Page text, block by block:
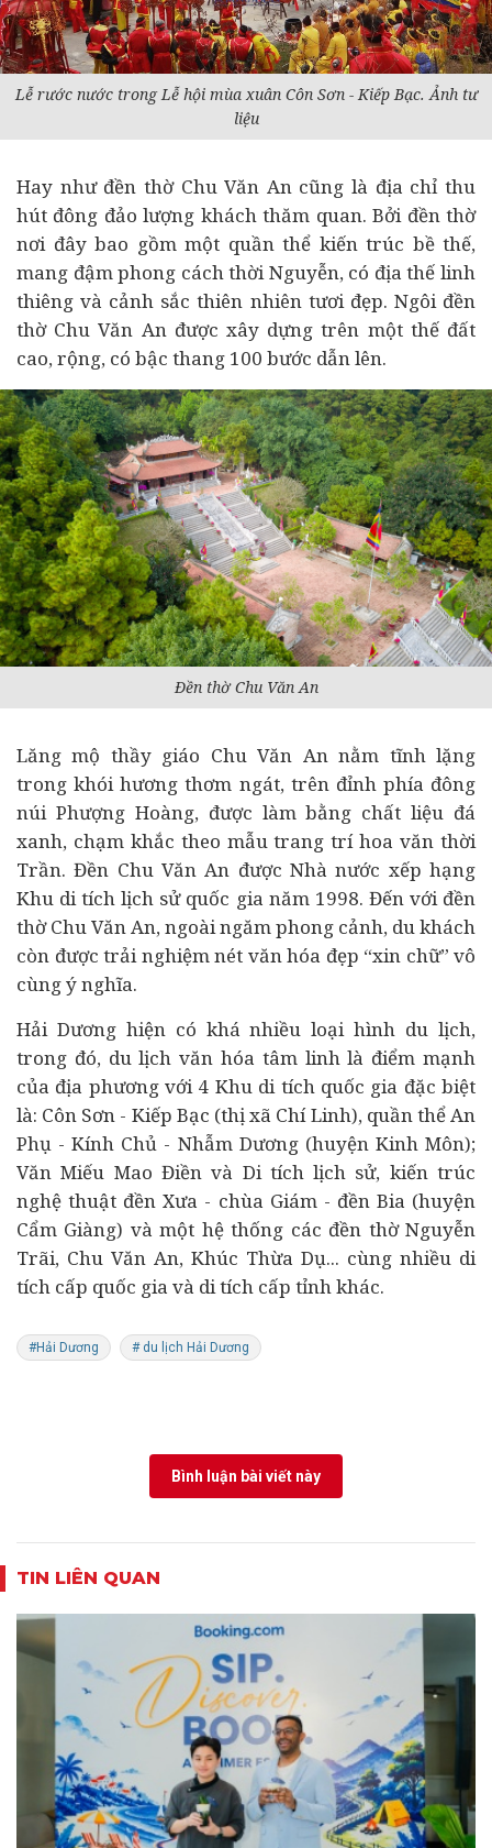
Lễ rước nước trong Lễ hội mùa xuân Côn Sơn - Kiếp Bạc. Ảnh tư
liệu
Hay như đền thờ Chu Văn An cũng là địa chỉ thu
hút đông đảo lượng khách thăm quan. Bởi đền thờ
nơi đây bao gồm một quần thể kiến trúc bề thế,
mang đậm phong cách thời Nguyễn, có địa thế linh
thiêng và cảnh sắc thiên nhiên tươi đẹp. Ngôi đền
thờ Chu Văn An được xây dựng trên một thế đất
cao, rộng, có bậc thang 100 bước dẫn lên.
Đền thờ Chu Văn An
Lăng mộ thầy giáo Chu Văn An nằm tĩnh lặng
trong khói hương thơm ngát, trên đỉnh phía đông
núi Phượng Hoàng, được làm bằng chất liệu đá
xanh, chạm khắc theo mẫu trang trí hoa văn thời
Trần. Đền Chu Văn An được Nhà nước xếp hạng
Khu di tích lịch sử quốc gia năm 1998. Đến với đền
thờ Chu Văn An, ngoài ngăm phong cảnh, du khách
còn được trải nghiệm nét văn hóa đẹp “xin chữ” vô
cùng ý nghĩa.
Hải Dương hiện có khá nhiều loại hình du lịch,
trong đó, du lịch văn hóa tâm linh là điểm mạnh
của địa phương với 4 Khu di tích quốc gia đặc biệt
là: Côn Sơn - Kiếp Bạc (thị xã Chí Linh), quần thể An
Phụ - Kính Chủ - Nhẫm Dương (huyện Kinh Môn);
Văn Miếu Mao Điền và Di tích lịch sử, kiến trúc
nghệ thuật đền Xưa - chùa Giám - đền Bia (huyện
Cẩm Giàng) và một hệ thống các đền thờ Nguyễn
Trãi, Chu Văn An, Khúc Thừa Dụ... cùng nhiều di
tích cấp quốc gia và di tích cấp tỉnh khác.
#Hải Dương # du lịch Hải Dương
Bình luận bài viết này
TIN LIÊN QUAN